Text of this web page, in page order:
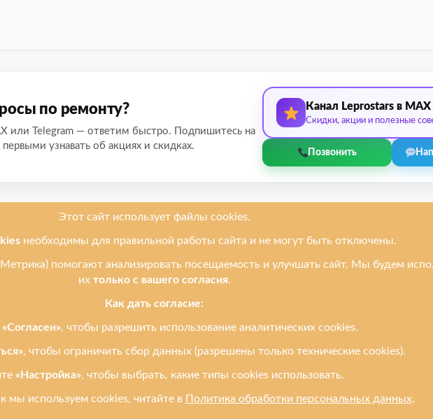
по ремонту?
или Telegram — ответим быстро. Подпишитесь на
узнавать об акциях и скидках.
Канал Leprostars в MAX
Скидки, акции и полезные
Позвонить
Мы ремонтируем
Ремонт ноутбуков
Ремонт техники
Услуги
Замена разъёма
Разблокировка телефона
Прошивка
Redmi / Xiaomi